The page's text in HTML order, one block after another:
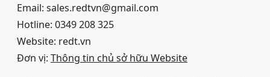
Email: sales.redtvn@gmail.com
Hotline: 0349 208 325
Website: redt.vn
Đơn vị: Thông tin chủ sở hữu Website